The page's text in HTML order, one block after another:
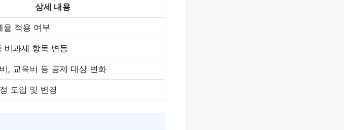
상세 내용
적용 여부
비과세 항목 변동
, 교육비 등 공제 대상 변화
도입 및 변경